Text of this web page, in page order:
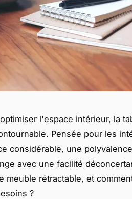
l'espace intérieur, la
Pensée pour les
considérable, une
avec une facilité
meuble rétractable, et
?